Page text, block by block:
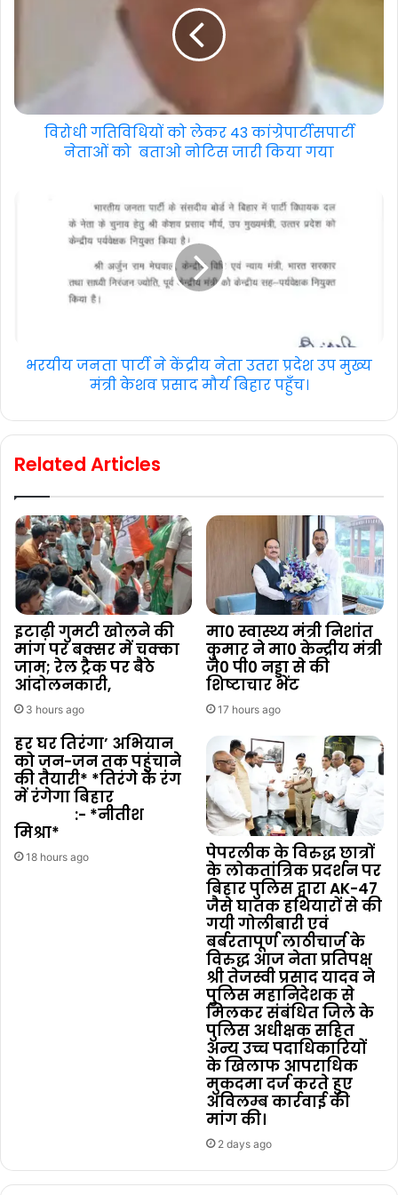
विरोधी गतिविधियों को लेकर 43 कांग्रेपार्टीसपार्टी
नेताओं को बताओ नोटिस जारी किया गया
भरयीय जनता पार्टी ने केंद्रीय नेता उतरा प्रदेश उप मुख्य
मंत्री केशव प्रसाद मौर्य बिहार पहुँच।
Related Articles
इटाढ़ी गुमटी खोलने की
मांग पर बक्सर में चक्का
जाम; रेल ट्रैक पर बैठे
आंदोलनकारी,
3 hours ago
मा0 स्वास्थ्य मंत्री निशांत
कुमार ने मा0 केन्द्रीय मंत्री
जे0 पी0 नड्डा से की
शिष्टाचार भेंट
17 hours ago
हर घर तिरंगा’ अभियान
को जन-जन तक पहुंचाने
की तैयारी* *तिरंगे के रंग
में रंगेगा बिहार
:- *नीतीश
मिश्रा*
18 hours ago
पेपरलीक के विरुद्ध छात्रों
के लोकतांत्रिक प्रदर्शन पर
बिहार पुलिस द्वारा AK-47
जैसे घातक हथियारों से की
गयी गोलीबारी एवं
बर्बरतापूर्ण लाठीचार्ज के
विरुद्ध आज नेता प्रतिपक्ष
श्री तेजस्वी प्रसाद यादव ने
पुलिस महानिदेशक से
मिलकर संबंधित जिले के
पुलिस अधीक्षक सहित
अन्य उच्च पदाधिकारियों
के खिलाफ आपराधिक
मुकदमा दर्ज करते हुए
अविलम्ब कार्रवाई की
मांग की।
2 days ago